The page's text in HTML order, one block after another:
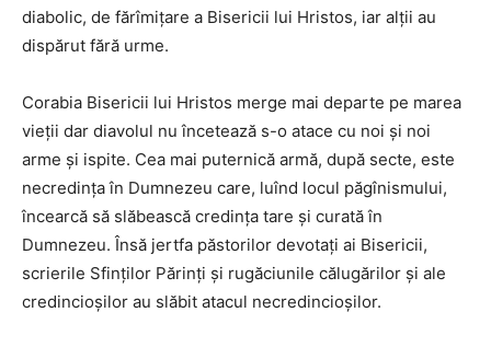
diabolic, de fărîmiţare a Bisericii lui Hristos, iar alţii au
dispărut fără urme.
Corabia Bisericii lui Hristos merge mai departe pe marea
vieţii dar diavolul nu încetează s-o atace cu noi şi noi
arme şi ispite. Cea mai puternică armă, după secte, este
necredinţa în Dumnezeu care, luînd locul păgînismului,
încearcă să slăbească credinţa tare şi curată în
Dumnezeu. Însă jertfa păstorilor devotaţi ai Bisericii,
scrierile Sfinţilor Părinţi şi rugăciunile călugărilor şi ale
credincioşilor au slăbit atacul necredincioşilor.